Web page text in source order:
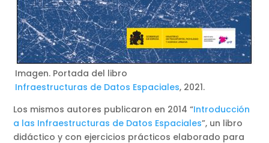
Imagen. Portada del libro
Infraestructuras de Datos Espaciales, 2021.
Los mismos autores publicaron en 2014 “Introducción
a las Infraestructuras de Datos Espaciales”, un libro
didáctico y con ejercicios prácticos elaborado para